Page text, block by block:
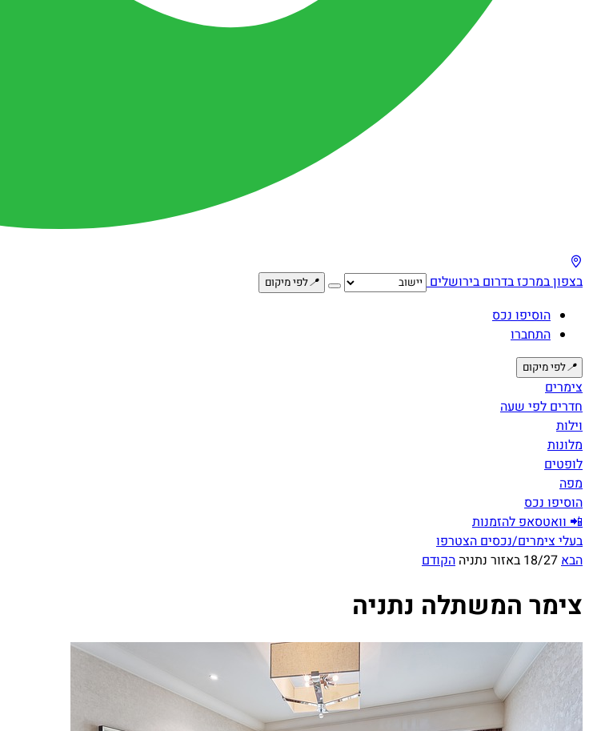
בצפוןבמרכזבדרוםבירושלים 📍לפי מיקום
הוסיפו נכס
התחברו
📍לפי מיקום
צימרים
חדרים לפי שעה
וילות
מלונות
לופטים
מפה
הוסיפו נכס
📲 וואטסאפ להזמנות
בעלי צימרים/נכסים הצטרפו
הבא18/27 באזור נתניה הקודם
צימר המשתלה נתניה